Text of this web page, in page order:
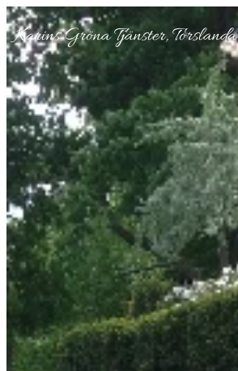
KarinsGrönaTjänster, Torslanda